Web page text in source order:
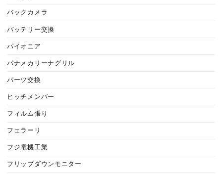
バックカメラ
バッテリー交換
パイオニア
パナメカリーナグリル
パーツ交換
ヒッチメンバー
フィルム張り
フェラーリ
フジ電機工業
フリップダウンモニター